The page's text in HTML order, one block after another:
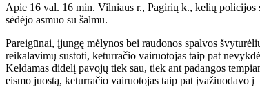
Apie 16 val. 16 min. Vilniaus r., Pagirių k., kelių policijos
sėdėjo asmuo su šalmu.
Pareigūnai, įjungę mėlynos bei raudonos spalvos
reikalavimų sustoti, keturračio vairuotojas taip pat
Keldamas didelį pavojų tiek sau, tiek ant padangos
eismo juostą, keturračio vairuotojas taip pat įvažiuodavo